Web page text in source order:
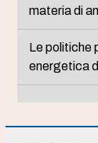
materia di
Le politiche
energetica